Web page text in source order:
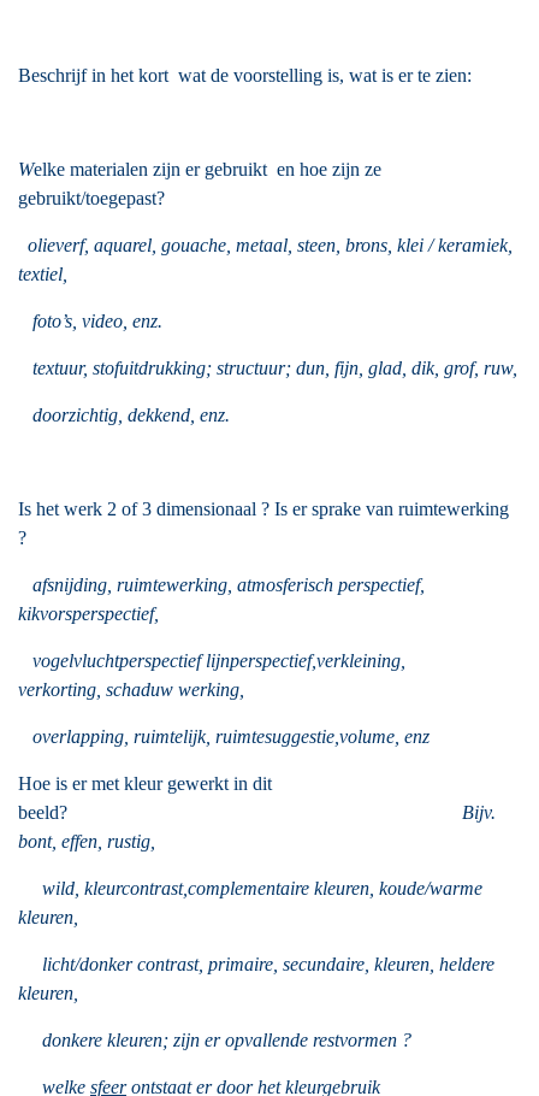
Beschrijf in het kort wat de voorstelling is, wat is er te zien:
Welke materialen zijn er gebruikt en hoe zijn ze
gebruikt/toegepast?
olieverf, aquarel, gouache, metaal, steen, brons, klei / keramiek,
textiel,
foto’s, video, enz.
textuur, stofuitdrukking; structuur; dun, fijn, glad, dik, grof, ruw,
doorzichtig, dekkend, enz.
Is het werk 2 of 3 dimensionaal ? Is er sprake van ruimtewerking
?
afsnijding, ruimtewerking, atmosferisch perspectief,
kikvorsperspectief,
vogelvluchtperspectief lijnperspectief,verkleining,
verkorting, schaduw werking,
overlapping, ruimtelijk, ruimtesuggestie,volume, enz
Hoe is er met kleur gewerkt in dit
beeld?
Bijv.
bont, effen, rustig,
wild, kleurcontrast,complementaire kleuren, koude/warme
kleuren,
licht/donker contrast, primaire, secundaire, kleuren, heldere
kleuren,
donkere kleuren; zijn er opvallende restvormen ?
welke sfeer ontstaater door het kleurgebruik